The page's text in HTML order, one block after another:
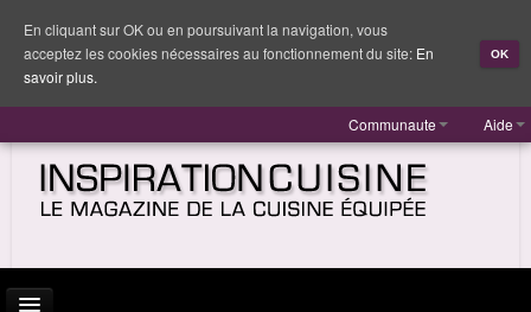
Communaute Aide
En cliquant sur OK ou en poursuivant la navigation, vous
acceptez les cookies nécessaires au fonctionnement du site: En
savoir plus.
OK